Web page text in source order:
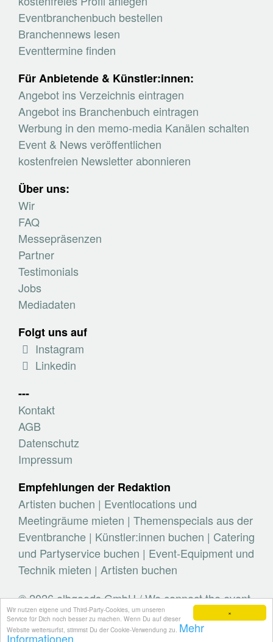
×
Wir nutzen eigene und Third-Party-Cookies, um unseren
Service für Dich noch besser zu machen. Wenn Du auf dieser
Website weitersurfst, stimmst Du der Cookie-Verwendung zu. Mehr
Informationen
Eventbranchenbuch bestellen
Branchennews lesen
Eventtermine finden
Für Anbietende & Künstler:innen:
Angebot ins Verzeichnis eintragen
Angebot ins Branchenbuch eintragen
Werbung in den memo-media Kanälen schalten
Event & News veröffentlichen
kostenfreien Newsletter abonnieren
Über uns:
Wir
FAQ
Messepräsenzen
Partner
Testimonials
Jobs
Mediadaten
Folgt uns auf
Instagram
Linkedin
---
Kontakt
AGB
Datenschutz
Impressum
Empfehlungen der Redaktion
Artisten buchen | Eventlocations und
Meetingräume mieten | Themenspecials aus der
Eventbranche | Künstler:innen buchen | Catering
und Partyservice buchen | Event-Equipment und
Technik mieten | Artisten buchen
© 2026 elbgoods GmbH / We connect the event
industry / Medienvielfalt für die Eventplanung /
Eventbranchenbuch, Blog, Magazin und mehr